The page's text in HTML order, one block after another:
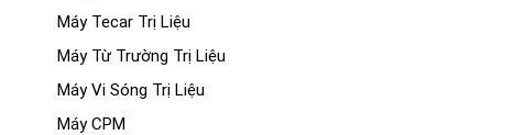
Máy Tecar Trị Liệu
Máy Từ Trường Trị Liệu
Máy Vi Sóng Trị Liệu
Máy CPM